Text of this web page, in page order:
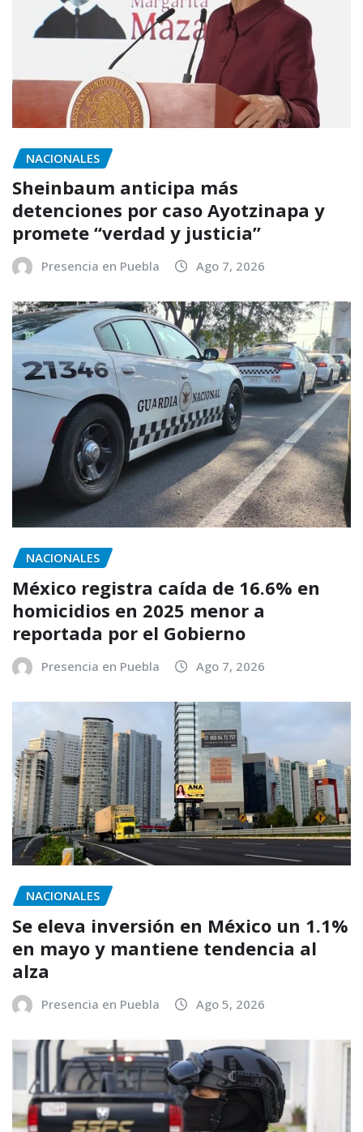
NACIONALES
Sheinbaum anticipa más
detenciones por caso Ayotzinapa y
promete “verdad y justicia”
Presencia en Puebla Ago 7, 2026
NACIONALES
México registra caída de 16.6% en
homicidios en 2025 menor a
reportada por el Gobierno
Presencia en Puebla Ago 7, 2026
NACIONALES
Se eleva inversión en México un 1.1%
en mayo y mantiene tendencia al
alza
Presencia en Puebla Ago 5, 2026